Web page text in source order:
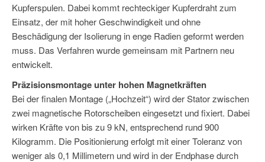
Kupferspulen. Dabei kommt rechteckiger Kupferdraht zum
Einsatz, der mit hoher Geschwindigkeit und ohne
Beschädigung der Isolierung in enge Radien geformt werden
muss. Das Verfahren wurde gemeinsam mit Partnern neu
entwickelt.
Präzisionsmontage unter hohen Magnetkräften
Bei der finalen Montage („Hochzeit“) wird der Stator zwischen
zwei magnetische Rotorscheiben eingesetzt und fixiert. Dabei
wirken Kräfte von bis zu 9 kN, entsprechend rund 900
Kilogramm. Die Positionierung erfolgt mit einer Toleranz von
weniger als 0,1 Millimetern und wird in der Endphase durch